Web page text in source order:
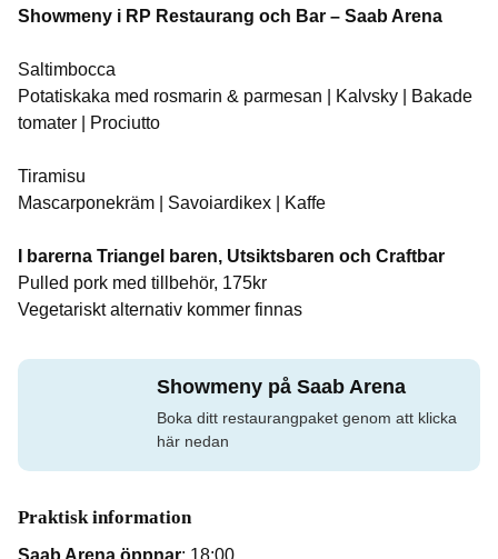
Showmeny i RP Restaurang och Bar – Saab Arena
Saltimbocca
Potatiskaka med rosmarin & parmesan | Kalvsky | Bakade
tomater | Prociutto
Tiramisu
Mascarponekräm | Savoiardikex | Kaffe
I barerna Triangel baren, Utsiktsbaren och Craftbar
Pulled pork med tillbehör, 175kr
Vegetariskt alternativ kommer finnas
Showmeny på Saab Arena
Boka ditt restaurangpaket genom att klicka
här nedan
Praktisk information
Saab Arena öppnar: 18:00